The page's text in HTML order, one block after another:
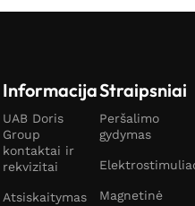
Informacija
UAB Doris
Group
kontaktai ir
rekvizitai
Atsiskaitymas
Straipsniai
Peršalimo
gydymas
Magnetinė